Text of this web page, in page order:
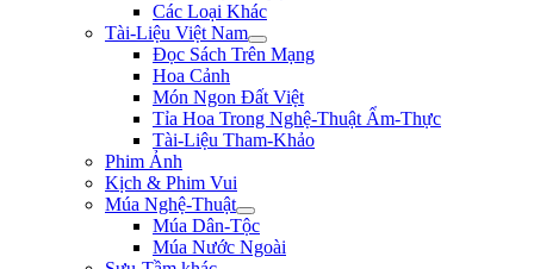
Các Loại Khác
Tài-Liệu Việt Nam
Đọc Sách Trên Mạng
Hoa Cảnh
Món Ngon Đất Việt
Tỉa Hoa Trong Nghệ-Thuật Ẩm-Thực
Tài-Liệu Tham-Khảo
Phim Ảnh
Kịch & Phim Vui
Múa Nghệ-Thuật
Múa Dân-Tộc
Múa Nước Ngoài